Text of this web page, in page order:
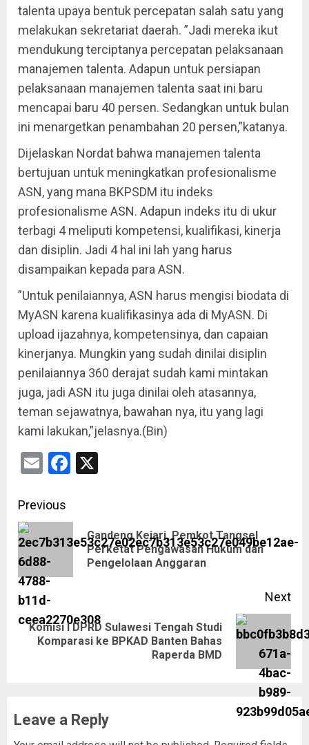
talenta upaya bentuk percepatan salah satu yang
melakukan sekretariat daerah. ”Jadi mereka ikut
mendukung terciptanya percepatan pelaksanaan
manajemen talenta. Adapun untuk persiapan
pelaksanaan manajemen talenta saat ini baru
mencapai baru 40 persen. Sedangkan untuk bulan
ini menargetkan penambahan 20 persen,”katanya.
Dijelaskan Nordat bahwa manajemen talenta
bertujuan untuk meningkatkan profesionalisme
ASN, yang mana BKPSDM itu indeks
profesionalisme ASN. Adapun indeks itu di ukur
terbagi 4 meliputi kompetensi, kualifikasi, kinerja
dan disiplin. Jadi 4 hal ini lah yang harus
disampaikan kepada para ASN.
”Untuk penilaiannya, ASN harus mengisi biodata di
MyASN karena kualifikasinya ada di MyASN. Di
upload ijazahnya, kompetensinya, dan capaian
kinerjanya. Mungkin yang sudah dinilai disiplin
penilaiannya 360 derajat sudah kami mintakan
juga, jadi ASN itu juga dinilai oleh atasannya,
teman sejawatnya, bawahan nya, itu yang lagi
kami lakukan,”jelasnya.(Bin)
EmailFacebook
Previous
Gandeng Kejari, Pemkot Tangsel
Perketat Pengawasan Hukum dan
Pengelolaan Anggaran
Next
Komisi I DPRD Sulawesi Tengah Studi
Komparasi ke BPKAD Banten Bahas
Raperda BMD
Leave a Reply